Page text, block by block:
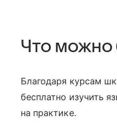
Что можно
Благодаря курсам
бесплатно изучить
на практике.